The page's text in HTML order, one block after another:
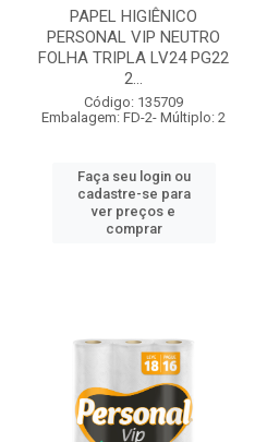
PAPEL HIGIÊNICO
PERSONAL VIP NEUTRO
FOLHA TRIPLA LV24 PG22
2...
Código: 135709
Embalagem: FD-2- Múltiplo: 2
Faça seu login ou
cadastre-se para
ver preços e
comprar